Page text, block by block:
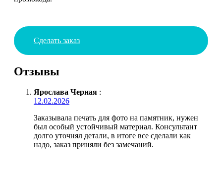
Сделать заказ
Отзывы
Ярослава Черная :
12.02.2026
Заказывала печать для фото на памятник, нужен
был особый устойчивый материал. Консультант
долго уточнял детали, в итоге все сделали как
надо, заказ приняли без замечаний.